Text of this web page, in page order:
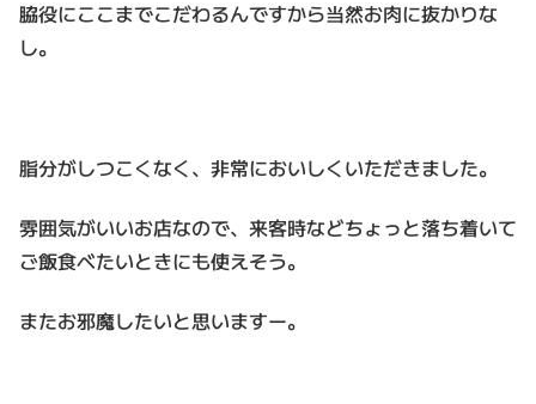
脇役にここまでこだわるんですから当然お肉に抜かりな
し。
脂分がしつこくなく、非常においしくいただきました。
雰囲気がいいお店なので、来客時などちょっと落ち着いて
ご飯食べたいときにも使えそう。
またお邪魔したいと思いますー。